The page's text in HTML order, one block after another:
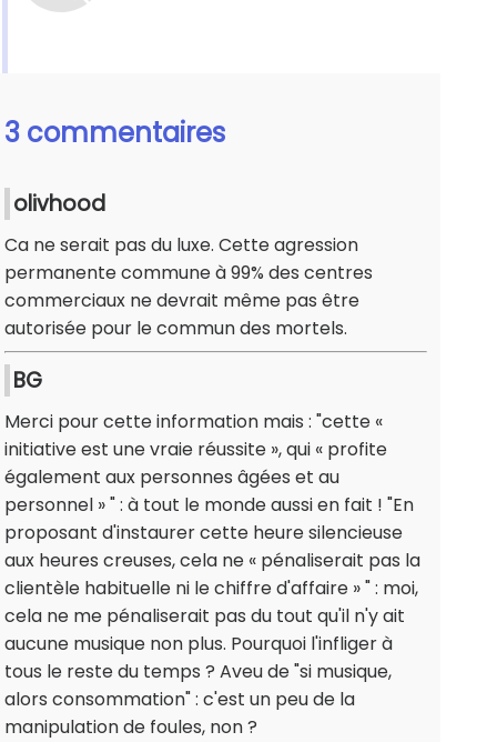
3 commentaires
olivhood
Ca ne serait pas du luxe. Cette agression
permanente commune à 99% des centres
commerciaux ne devrait même pas être
autorisée pour le commun des mortels.
BG
Merci pour cette information mais : "cette «
initiative est une vraie réussite », qui « profite
également aux personnes âgées et au
personnel » " : à tout le monde aussi en fait ! "En
proposant d'instaurer cette heure silencieuse
aux heures creuses, cela ne « pénaliserait pas la
clientèle habituelle ni le chiffre d'affaire » " : moi,
cela ne me pénaliserait pas du tout qu'il n'y ait
aucune musique non plus. Pourquoi l'infliger à
tous le reste du temps ? Aveu de "si musique,
alors consommation" : c'est un peu de la
manipulation de foules, non ?